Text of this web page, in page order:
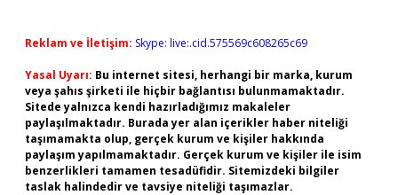
Reklam ve İletişim: Skype: live:.cid.575569c608265c69
Yasal Uyarı: Bu internet sitesi, herhangi bir marka, kurum
veya şahıs şirketi ile hiçbir bağlantısı bulunmamaktadır.
Sitede yalnızca kendi hazırladığımız makaleler
paylaşılmaktadır. Burada yer alan içerikler haber niteliği
taşımamakta olup, gerçek kurum ve kişiler hakkında
paylaşım yapılmamaktadır. Gerçek kurum ve kişiler ile isim
benzerlikleri tamamen tesadüfidir. Sitemizdeki bilgiler
taslak halindedir ve tavsiye niteliği taşımazlar.